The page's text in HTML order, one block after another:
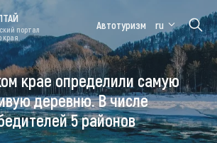
Цветение
маральника
Медицинский
форум
Алтайская
зимовка
портал
края
Автотуризм ru
крае определили самую
деревню. В числе
5 районов